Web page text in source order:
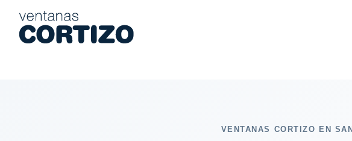
Ventanas de aluminio y PVC en Candelaria: sol, viento y ambiente salino,
VENTANAS CORTIZO EN